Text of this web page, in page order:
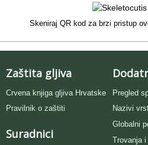
Skeniraj QR kod za brzi pristup
Zaštita gljiva
Crvena knjiga gljiva Hrvatske
Pravilnik o zaštiti
Suradnici
Pregled
Nazivi
Globalni
Trovanja